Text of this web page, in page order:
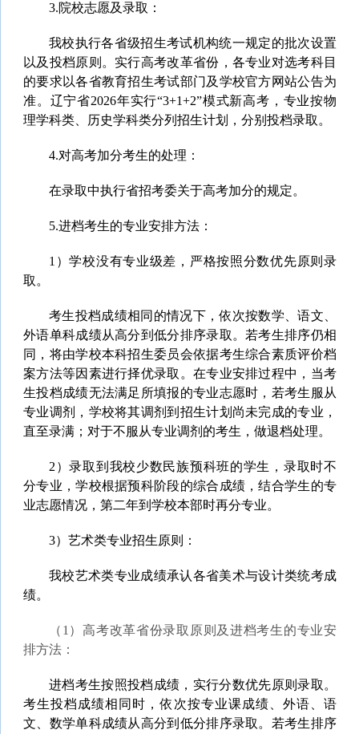
3.院校志愿及录取：
我校执行各省级招生考试机构统一规定的批次设置
以及投档原则。实行高考改革省份，各专业对选考科目
的要求以各省教育招生考试部门及学校官方网站公告为
准。辽宁省2026年实行“3+1+2”模式新高考，专业按物
理学科类、历史学科类分列招生计划，分别投档录取。
4.对高考加分考生的处理：
在录取中执行省招考委关于高考加分的规定。
5.进档考生的专业安排方法：
1）学校没有专业级差，严格按照分数优先原则录
取。
考生投档成绩相同的情况下，依次按数学、语文、
外语单科成绩从高分到低分排序录取。若考生排序仍相
同，将由学校本科招生委员会依据考生综合素质评价档
案方法等因素进行择优录取。在专业安排过程中，当考
生投档成绩无法满足所填报的专业志愿时，若考生服从
专业调剂，学校将其调剂到招生计划尚未完成的专业，
直至录满；对于不服从专业调剂的考生，做退档处理。
2）录取到我校少数民族预科班的学生，录取时不
分专业，学校根据预科阶段的综合成绩，结合学生的专
业志愿情况，第二年到学校本部时再分专业。
3）艺术类专业招生原则：
我校艺术类专业成绩承认各省美术与设计类统考成
绩。
（1）高考改革省份录取原则及进档考生的专业安
排方法：
进档考生按照投档成绩，实行分数优先原则录取。
考生投档成绩相同时，依次按专业课成绩、外语、语
文、数学单科成绩从高分到低分排序录取。若考生排序